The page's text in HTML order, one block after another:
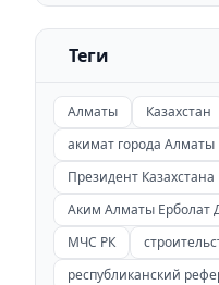
Теги
Алматы Казахстан
акимат города Алматы
Президент
Аким Алматы Ерболат
МЧС РК
республиканский